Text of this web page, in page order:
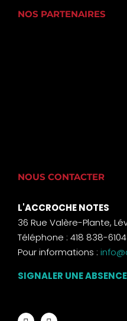
NOS PARTENAIRES
NOUS CONTACTER
L'ACCROCHE NOTES
36 Rue Valère-Plante,
Téléphone : 418 838-6104
Pour informations :
SIGNALER UNE ABSENCE